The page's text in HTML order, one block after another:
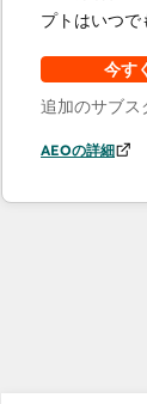
プトはいつで
今す
追加のサブス
AEOの詳細